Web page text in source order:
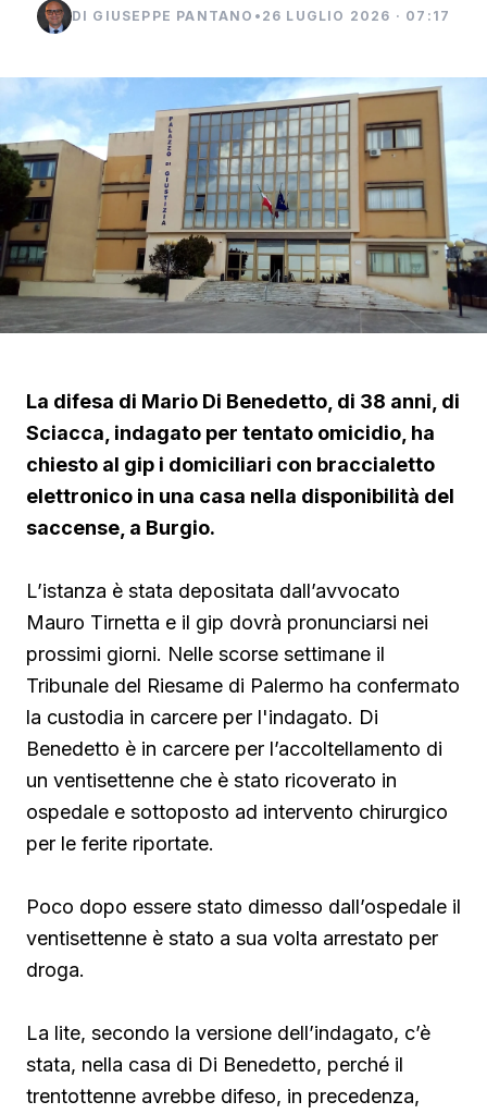
DI GIUSEPPE PANTANO • 26 LUGLIO 2026 · 07:17
La difesa di Mario Di Benedetto, di 38 anni, di
Sciacca, indagato per tentato omicidio, ha
chiesto al gip i domiciliari con braccialetto
elettronico in una casa nella disponibilità del
saccense, a Burgio.
L’istanza è stata depositata dall’avvocato
Mauro Tirnetta e il gip dovrà pronunciarsi nei
prossimi giorni. Nelle scorse settimane il
Tribunale del Riesame di Palermo ha confermato
la custodia in carcere per l'indagato. Di
Benedetto è in carcere per l’accoltellamento di
un ventisettenne che è stato ricoverato in
ospedale e sottoposto ad intervento chirurgico
per le ferite riportate.
Poco dopo essere stato dimesso dall’ospedale il
ventisettenne è stato a sua volta arrestato per
droga.
La lite, secondo la versione dell’indagato, c’è
stata, nella casa di Di Benedetto, perché il
trentottenne avrebbe difeso, in precedenza,